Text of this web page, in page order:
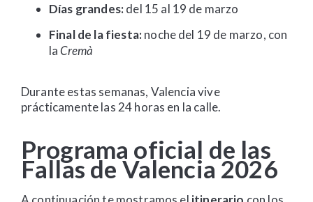
Días grandes:del 15 al 19 de marzo
Final de la fiesta:noche del 19 de marzo, con
laCremà
Durante estas semanas, Valencia vive
prácticamente las 24 horas en la calle.
Programa oficial de las
Fallas de Valencia 2026